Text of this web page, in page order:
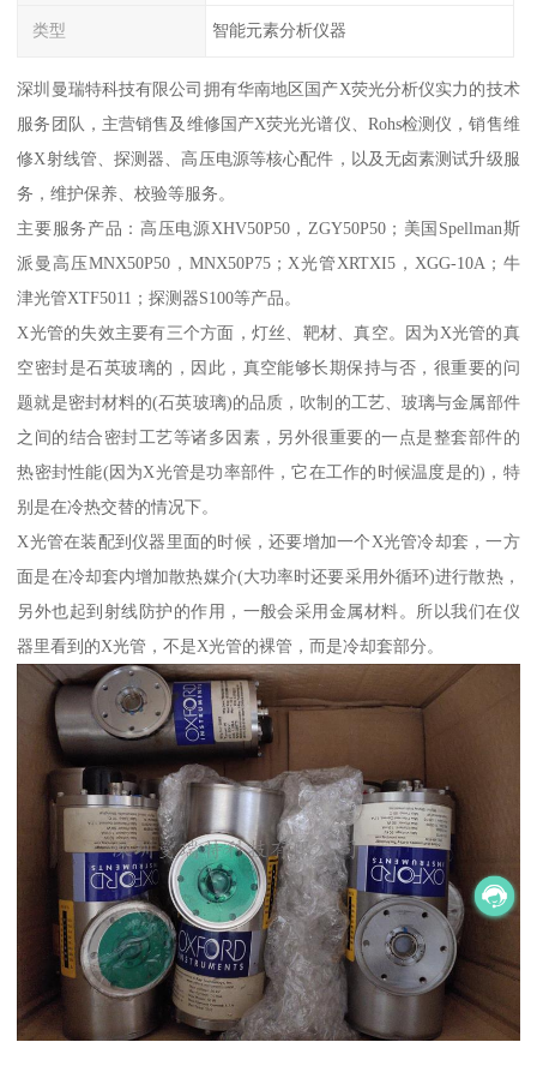
类型 智能元素分析仪器
深圳曼瑞特科技有限公司拥有华南地区国产X荧光分析仪实力的技术
服务团队，主营销售及维修国产X荧光光谱仪、Rohs检测仪，销售维
修X射线管、探测器、高压电源等核心配件，以及无卤素测试升级服
务，维护保养、校验等服务。
主要服务产品：高压电源XHV50P50，ZGY50P50；美国Spellman斯
派曼高压MNX50P50，MNX50P75；X光管XRTXI5，XGG-10A；牛
津光管XTF5011；探测器S100等产品。
X光管的失效主要有三个方面，灯丝、靶材、真空。因为X光管的真
空密封是石英玻璃的，因此，真空能够长期保持与否，很重要的问
题就是密封材料的(石英玻璃)的品质，吹制的工艺、玻璃与金属部件
之间的结合密封工艺等诸多因素，另外很重要的一点是整套部件的
热密封性能(因为X光管是功率部件，它在工作的时候温度是的)，特
别是在冷热交替的情况下。
X光管在装配到仪器里面的时候，还要增加一个X光管冷却套，一方
面是在冷却套内增加散热媒介(大功率时还要采用外循环)进行散热，
另外也起到射线防护的作用，一般会采用金属材料。所以我们在仪
器里看到的X光管，不是X光管的裸管，而是冷却套部分。